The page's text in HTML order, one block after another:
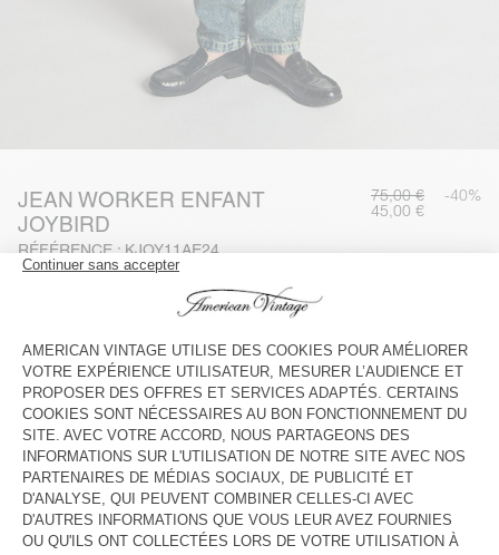
JEAN WORKER ENFANT
JOYBIRD
RÉFÉRENCE : KJOY11AE24
75,00 € -40%
45,00 €
3 5 7 9 11 13
GUIDE DES TAILLES
Livraison estiméeentre le mercredi 12 août et le vendredi 14
août